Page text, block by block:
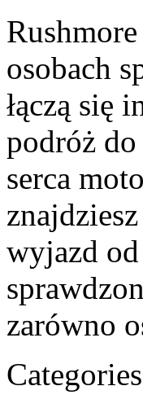
osobach
łączą się
podróż
serca
wyjazd
zarówno